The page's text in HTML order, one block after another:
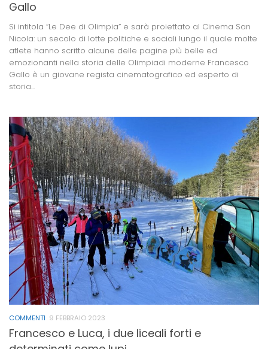
Gallo
Si intitola “Le Dee di Olimpia” e sarà proiettato al Cinema San
Nicola: un secolo di lotte politiche e sociali lungo il quale molte
atlete hanno scritto alcune delle pagine più belle ed
emozionanti nella storia delle Olimpiadi moderne Francesco
Gallo è un giovane regista cinematografico ed esperto di
storia...
COMMENTI 9 FEBBRAIO 2023
Francesco e Luca, i due liceali forti e